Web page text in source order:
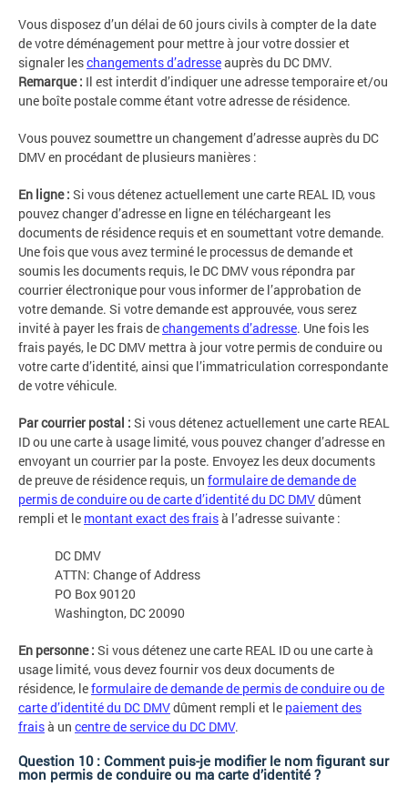
Vous disposez d’un délai de 60 jours civils à compter de la date
de votre déménagement pour mettre à jour votre dossier et
signaler leschangements d’adresseauprès du DC DMV.
Remarque : Il est interdit d’indiquer une adresse temporaire et/ou
une boîte postale comme étant votre adresse de résidence.
Vous pouvez soumettre un changement d’adresse auprès du DC
DMV en procédant de plusieurs manières :
En ligne : Si vous détenez actuellement une carte REAL ID, vous
pouvez changer d’adresse en ligne en téléchargeant les
documents de résidence requis et en soumettant votre demande.
Une fois que vous avez terminé le processus de demande et
soumis les documents requis, le DC DMV vous répondra par
courrier électronique pour vous informer de l’approbation de
votre demande. Si votre demande est approuvée, vous serez
invité à payer les frais dechangements d’adresse. Une fois les
frais payés, le DC DMV mettra à jour votre permis de conduire ou
votre carte d’identité, ainsi que l’immatriculation correspondante
de votre véhicule.
Par courrier postal : Si vous détenez actuellement une carte REAL
ID ou une carte à usage limité, vous pouvez changer d’adresse en
envoyant un courrier par la poste. Envoyez les deux documents
de preuve de résidence requis, un formulaire de demande de
permis de conduire ou de carte d’identité du DC DMVdûment
rempli et le montant exact des fraisà l’adresse suivante :
DC DMV
ATTN: Change of Address
PO Box 90120
Washington, DC 20090
En personne : Si vous détenez une carte REAL ID ou une carte à
usage limité, vous devez fournir vos deux documents de
résidence, leformulaire de demande de permis de conduire ou de
carte d’identité du DC DMVdûment rempli et le paiement des
fraisà un centre de service du DC DMV.
Question 10 : Comment puis-je modifier le nom figurant sur
mon permis de conduire ou ma carte d’identité ?